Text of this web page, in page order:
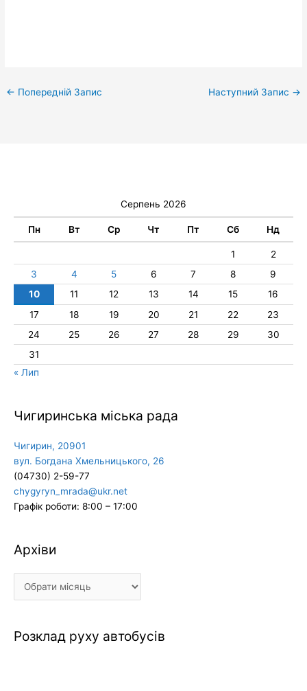
← Попередній Запис Наступний Запис →
Серпень 2026
Пн Вт Ср Чт Пт Сб Нд
1
2
3
4 5 6 7 8
9
10
11 12 13 14 15
16
17
18 19 20 21 22
23
24
25 26 27 28 29
30
31
« Лип
Чигиринська міська рада
Чигирин, 20901
вул. Богдана Хмельницького, 26
(04730) 2-59-77
chygyryn_mrada@ukr.net
Графік роботи: 8:00 – 17:00
Архіви
Архіви
Розклад руху автобусів